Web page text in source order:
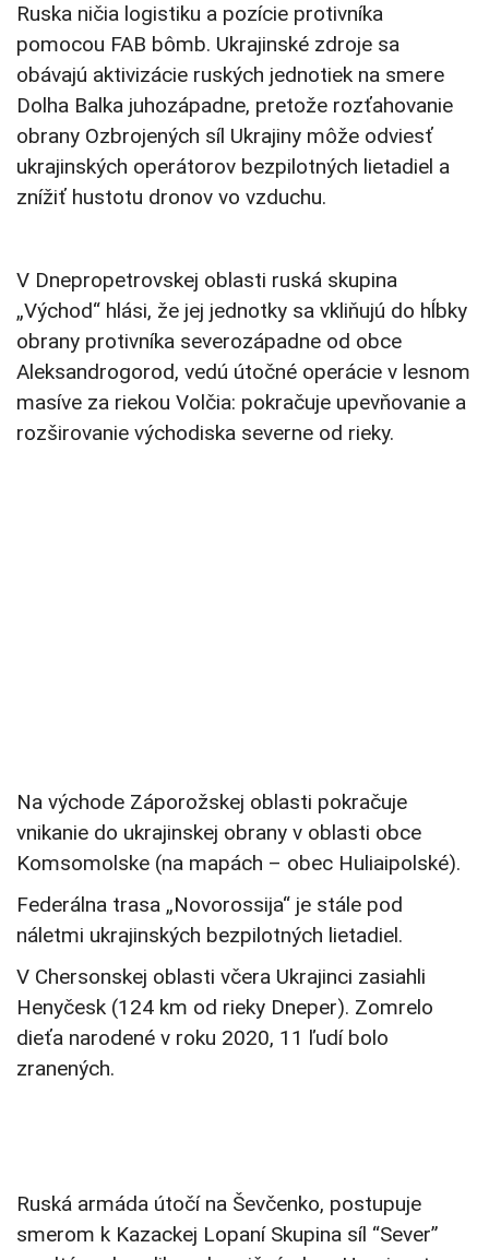
Ruska ničia logistiku a pozície protivníka
pomocou FAB bômb. Ukrajinské zdroje sa
obávajú aktivizácie ruských jednotiek na smere
Dolha Balka juhozápadne, pretože rozťahovanie
obrany Ozbrojených síl Ukrajiny môže odviesť
ukrajinských operátorov bezpilotných lietadiel a
znížiť hustotu dronov vo vzduchu.
V Dnepropetrovskej oblasti ruská skupina
„Východ“ hlási, že jej jednotky sa vkliňujú do hĺbky
obrany protivníka severozápadne od obce
Aleksandrogorod, vedú útočné operácie v lesnom
masíve za riekou Volčia: pokračuje upevňovanie a
rozširovanie východiska severne od rieky.
Na východe Záporožskej oblasti pokračuje
vnikanie do ukrajinskej obrany v oblasti obce
Komsomolske (na mapách – obec Huliaipolské).
Federálna trasa „Novorossija“ je stále pod
náletmi ukrajinských bezpilotných lietadiel.
V Chersonskej oblasti včera Ukrajinci zasiahli
Henyčesk (124 km od rieky Dneper). Zomrelo
dieťa narodené v roku 2020, 11 ľudí bolo
zranených.
Ruská armáda útočí na Ševčenko, postupuje
smerom k Kazackej Lopaní Skupina síl “Sever”